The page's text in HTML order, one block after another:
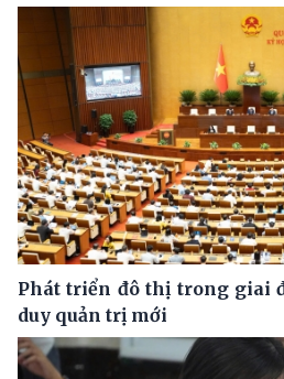
Phát triển đô thị trong giai
duy quản trị mới